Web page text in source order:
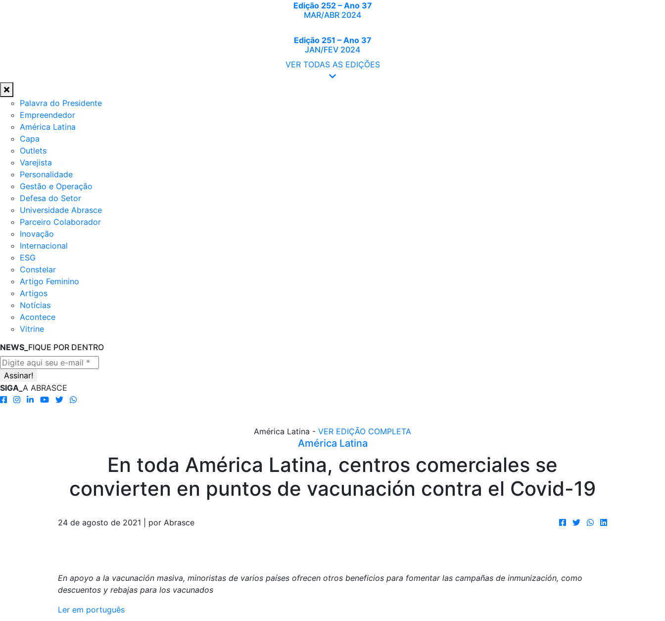
Edição 252 – Ano 37
MAR/ABR 2024
Edição 251 – Ano 37
JAN/FEV 2024
VER TODAS AS EDIÇÕES
Palavra do Presidente
Empreendedor
América Latina
Capa
Outlets
Varejista
Personalidade
Gestão e Operação
Defesa do Setor
Universidade Abrasce
Parceiro Colaborador
Inovação
Internacional
ESG
Constelar
Artigo Feminino
Artigos
Notícias
Acontece
Vitrine
NEWS_ FIQUE POR DENTRO
SIGA_ A ABRASCE
América Latina - VER EDIÇÃO COMPLETA
América Latina
En toda América Latina, centros comerciales se
convierten en puntos de vacunación contra el Covid-19
24 de agosto de 2021 | por Abrasce
En apoyo a la vacunación masiva, minoristas de varios países ofrecen otros beneficios para fomentar las campañas de inmunización, como
descuentos y rebajas para los vacunados
Ler em português